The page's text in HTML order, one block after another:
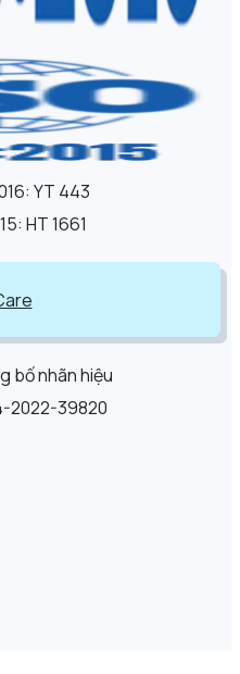
YT 443
HT 1661
bố nhãn hiệu
2022-39820